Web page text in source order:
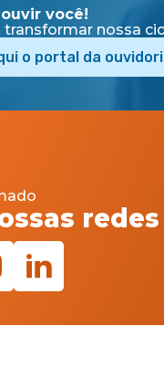
você!
transformar nossa
o portal da